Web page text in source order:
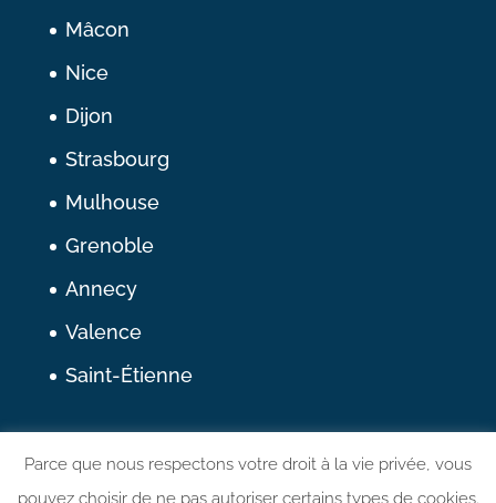
Mâcon
Nice
Dijon
Strasbourg
Mulhouse
Grenoble
Annecy
Valence
Saint-Étienne
Nous suivre
Parce que nous respectons votre droit à la vie privée, vous
pouvez choisir de ne pas autoriser certains types de cookies.